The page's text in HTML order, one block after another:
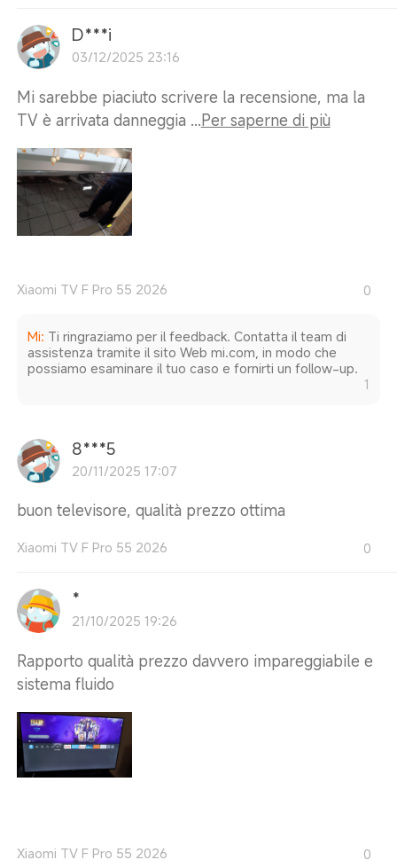
D***i
03/12/2025 23:16
Mi sarebbe piaciuto scrivere la recensione, ma la
TV è arrivata danneggia ...Per saperne di più
Xiaomi TV F Pro 55 2026 0
Mi: Ti ringraziamo per il feedback. Contatta il team di
assistenza tramite il sito Web mi.com, in modo che
possiamo esaminare il tuo caso e fornirti un follow-up.
1
8***5
20/11/2025 17:07
buon televisore, qualità prezzo ottima
Xiaomi TV F Pro 55 2026 0
*
21/10/2025 19:26
Rapporto qualità prezzo davvero impareggiabile e
sistema fluido
Xiaomi TV F Pro 55 2026 0